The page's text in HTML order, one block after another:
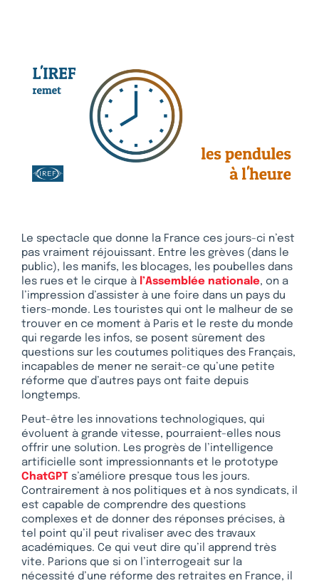
Le spectacle que donne la France ces jours-ci n’est
pas vraiment réjouissant. Entre les grèves (dans le
public), les manifs, les blocages, les poubelles dans
les rues et le cirque à l’Assemblée nationale, on a
l’impression d’assister à une foire dans un pays du
tiers-monde. Les touristes qui ont le malheur de se
trouver en ce moment à Paris et le reste du monde
qui regarde les infos, se posent sûrement des
questions sur les coutumes politiques des Français,
incapables de mener ne serait-ce qu’une petite
réforme que d’autres pays ont faite depuis
longtemps.
Peut-être les innovations technologiques, qui
évoluent à grande vitesse, pourraient-elles nous
offrir une solution. Les progrès de l’intelligence
artificielle sont impressionnants et le prototype
ChatGPT s’améliore presque tous les jours.
Contrairement à nos politiques et à nos syndicats, il
est capable de comprendre des questions
complexes et de donner des réponses précises, à
tel point qu’il peut rivaliser avec des travaux
académiques. Ce qui veut dire qu’il apprend très
vite. Parions que si on l’interrogeait sur la
nécessité d’une réforme des retraites en France, il